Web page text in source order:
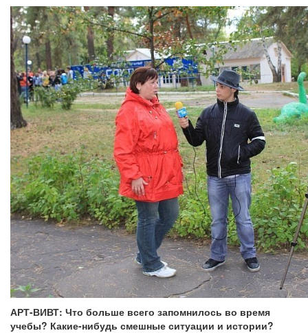
АРТ-ВИВТ: Что больше всего запомнилось во время
учебы? Какие-нибудь смешные ситуации и истории?